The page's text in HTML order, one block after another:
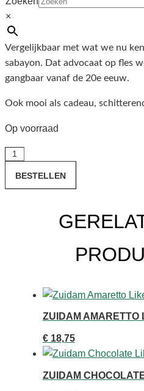
×
name thuis gemaakt. Het was
eieren wat langer te kunnen
Vergelijkbaar met wat we nu
sabayon. Dat advocaat op fles
gangbaar vanaf de 20e eeuw.
Ook mooi als cadeau,
Op voorraad
Advocaat
BESTELLEN
ZUIDAM AMARETTO
€18,75
ZUIDAM